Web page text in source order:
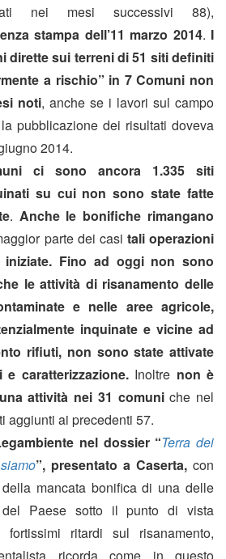
nei mesi successivi 88),
stampa dell’11 marzo 2014. I
dirette sui terreni di 51 siti definiti
a rischio” in 7 Comuni non
noti, anche se i lavori sul campo
pubblicazione dei risultati doveva
2014.
ci sono ancora 1.335 siti
su cui non sono state fatte
. Anche le bonifiche rimangano
parte dei casi tali operazioni
Fino ad oggi non sono
le attività di risanamento delle
e nelle aree agricole,
inquinate e vicine ad
rifiuti, non sono state attivate
caratterizzazione. Inoltre non è
attività nei 31 comuniche nel
aggiunti ai precedenti 57.
nel dossier “Terra dei
”, presentato a Caserta, con
mancata bonifica di una delle
Paese sotto il punto di vista
ritardi sul risanamento,